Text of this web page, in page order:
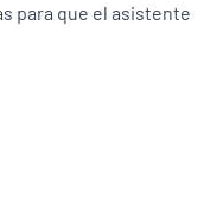
para que el asistente